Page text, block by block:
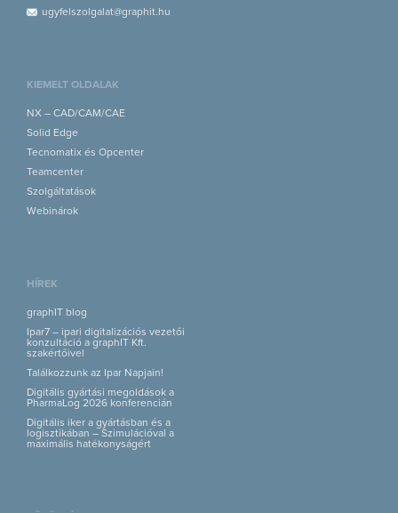
ugyfelszolgalat@graphit.hu
KIEMELT OLDALAK
NX – CAD/CAM/CAE
Solid Edge
Tecnomatix és Opcenter
Teamcenter
Szolgáltatások
Webinárok
HÍREK
graphIT blog
Ipar7 – ipari digitalizációs vezetői
konzultáció a graphIT Kft.
szakértőivel
Találkozzunk az Ipar Napjain!
Digitális gyártási megoldások a
PharmaLog 2026 konferencián
Digitális iker a gyártásban és a
logisztikában – Szimulációval a
maximális hatékonyságért